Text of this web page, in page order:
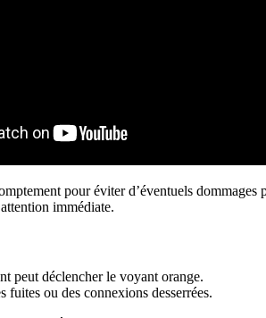
pour éviter d’éventuels
immédiate.
peut déclencher le voyant orange.
fuites ou des connexions desserrées.